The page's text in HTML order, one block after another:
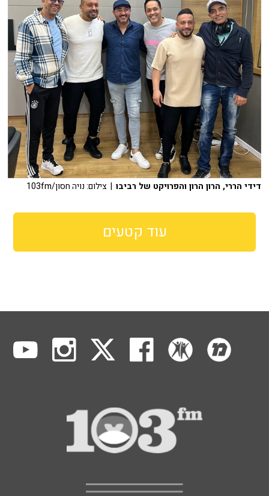
דידי הררי, הרון הרון והפרויקט של רביבו | צילום: נויה חסון/103fm
עוד קטעים